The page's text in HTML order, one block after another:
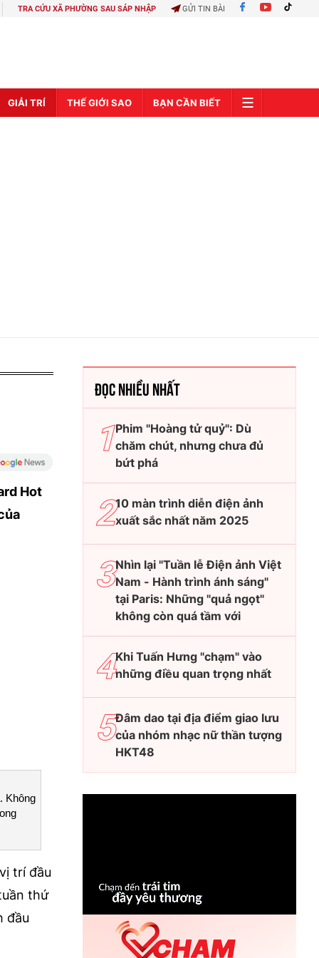
TRA CỨU XÃ PHƯỜNG SAU SÁP NHẬP GỬI TIN BÀI
GIẢI TRÍ THẾ GIỚI SAO BẠN CẦN BIẾT
Hot
Không
trí đầu
thứ
đầu
ĐỌC NHIỀU NHẤT
Phim "Hoàng tử quỷ": Dù
chăm chút, nhưng chưa đủ
bứt phá
10 màn trình diễn điện ảnh
xuất sắc nhất năm 2025
Nhìn lại "Tuần lễ Điện ảnh Việt
Nam - Hành trình ánh sáng"
tại Paris: Những "quả ngọt"
không còn quá tầm với
Khi Tuấn Hưng "chạm" vào
những điều quan trọng nhất
Đâm dao tại địa điểm giao lưu
của nhóm nhạc nữ thần tượng
HKT48